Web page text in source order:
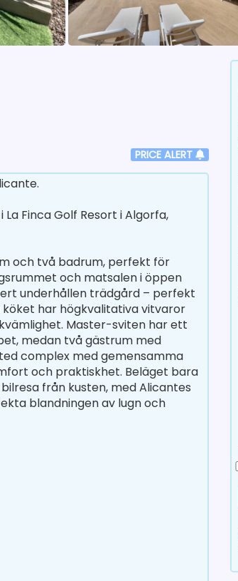
PRICE ALERT
Finca Golf Resort i Algorfa,
och två badrum, perfekt för
och matsalen i öppen
underhållen trädgård – perfekt
har högkvalitativa vitvaror
Master-sviten har ett
medan två gästrum med
complex med gemensamma
och praktiskhet. Beläget bara
från kusten, med Alicantes
blandningen av lugn och